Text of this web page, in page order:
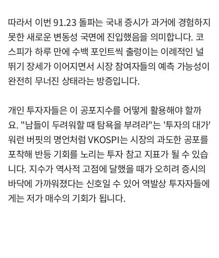
따라서 이번 91.23 돌파는 국내 증시가 과거에 경험하지
못한 새로운 변동성 국면에 진입했음을 의미합니다. 코
스피가 하루 만에 수백 포인트씩 출렁이는 이례적인 널
뛰기 장세가 이어지면서 시장 참여자들의 예측 가능성이
완전히 무너진 상태라는 방증입니다.
개인 투자자들은 이 공포지수를 어떻게 활용해야 할까
요. "남들이 두려워할 때 탐욕을 부려라"는 '투자의 대가'
워런 버핏의 명언처럼 VKOSPI는 시장의 과도한 공포를
포착해 반등 기회를 노리는 투자 참고 지표가 될 수 있습
니다. 지수가 역사적 고점에 달했을 때가 오히려 증시의
바닥에 가까워졌다는 신호일 수 있어 역발상 투자자들에
게는 저가 매수의 기회가 됩니다.